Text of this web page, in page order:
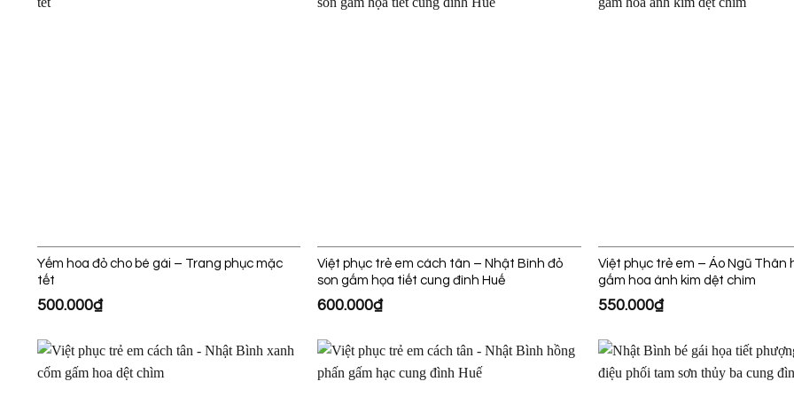
Yếm hoa đỏ cho bé gái – Trang phục mặc
tết
500.000₫
Việt phục trẻ em cách tân – Nhật Bình đỏ
son gấm họa tiết cung đình Huế
600.000₫
Việt phục trẻ em – Áo Ngũ Thân
gấm hoa ánh kim dệt chìm
550.000₫